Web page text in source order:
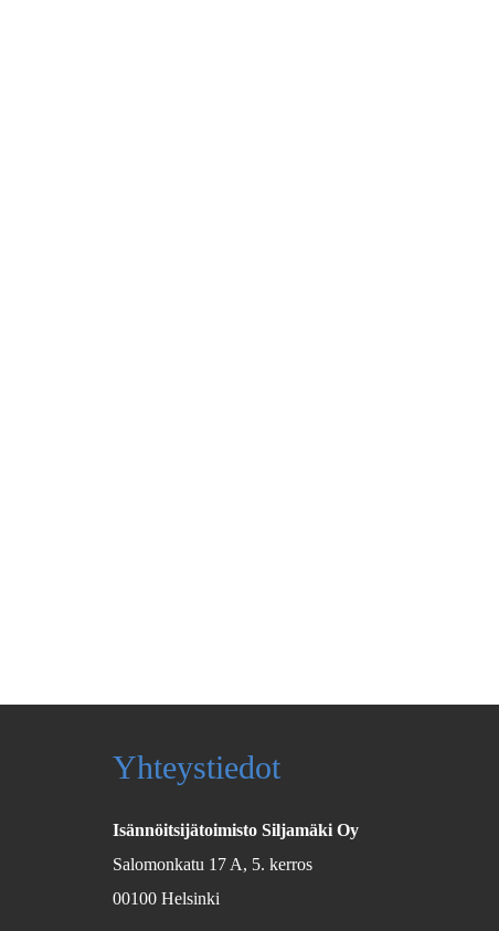
Yhteystiedot
Isännöitsijätoimisto Siljamäki Oy
Salomonkatu 17 A, 5. kerros
00100 Helsinki